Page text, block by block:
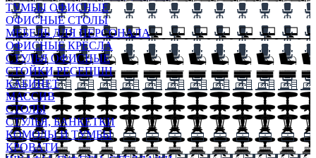
ТУМБЫ ОФИСНЫЕ
ОФИСНЫЕ СТОЛЫ
МЕБЕЛЬ ДЛЯ ПЕРСОНАЛА
ОФИСНЫЕ КРЕСЛА
СТУЛЬЯ ОФИСНЫЕ
СТОЙКИ РЕСЕПШН
КАБИНЕТ
МАССИВ
СТОЛЫ
СТУЛЬЯ, БАНКЕТКИ
КОМОДЫ И ТУМБЫ
КРОВАТИ